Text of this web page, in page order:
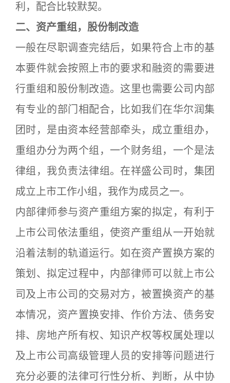
利，配合比较默契。
二、资产重组，股份制改造
一般在尽职调查完结后，如果符合上市的基
本要件就会按照上市的要求和融资的需要进
行重组和股份制改造。这里也需要公司内部
有专业的部门相配合，比如我们在华尔润集
团时，是由资本经营部牵头，成立重组办，
重组办分为两个组，一个财务组，一个是法
律组，我负责法律组。在祥盛公司时，集团
成立上市工作小组，我作为成员之一。
内部律师参与资产重组方案的拟定，有利于
上市公司依法重组，使资产重组从一开始就
沿着法制的轨道运行。如在资产置换方案的
策划、拟定过程中，内部律师可以就上市公
司及上市公司的交易对方，被置换资产的基
本情况，资产置换安排、作价方法、债务安
排、房地产所有权、知识产权等权属处理以
及上市公司高级管理人员的安排等问题进行
充分必要的法律可行性分析、判断，从中协